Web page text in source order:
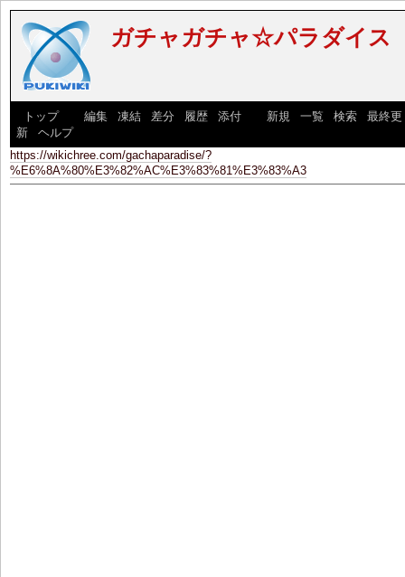
ガチャガチャ☆パラダイス
トップ] [ 編集| 凍結| 差分 履歴| 添付] [ 新規 一覧 検索| 最終更
新| ヘルプ]
https://wikichree.com/gachaparadise/?
%E6%8A%80%E3%82%AC%E3%83%81%E3%83%A3